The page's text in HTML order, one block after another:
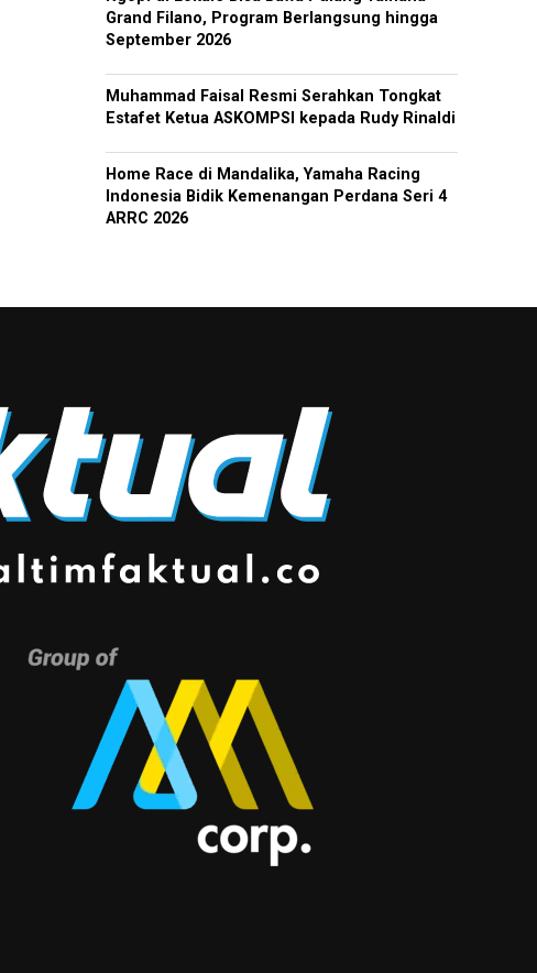
Grand Filano, Program Berlangsung hingga
September 2026
Muhammad Faisal Resmi Serahkan Tongkat
Estafet Ketua ASKOMPSI kepada Rudy Rinaldi
Home Race di Mandalika, Yamaha Racing
Indonesia Bidik Kemenangan Perdana Seri 4
ARRC 2026